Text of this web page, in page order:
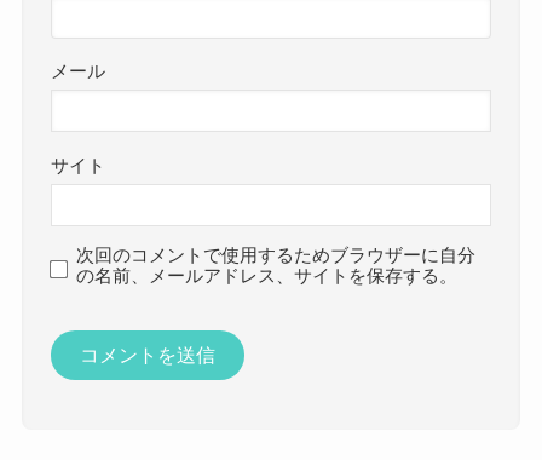
メール
サイト
次回のコメントで使用するためブラウザーに自分
の名前、メールアドレス、サイトを保存する。